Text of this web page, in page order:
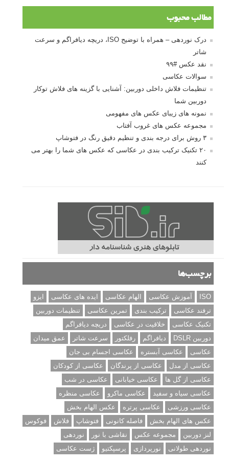
مطالب محبوب
درک نوردهی – همراه با توضیح ISO، دریچه دیافراگم و سرعت
شاتر
نقد عکس #۹۹
سوالات عکاسی
تنظیمات فلاش داخلی دوربین: آشنایی با گزینه های فلاش توکار
دوربین شما
نمونه های زیبای عکس های مفهومی
مجموعه عکس های غروب آفتاب
۳ روش برای درجه بندی و تنظیم دقیق رنگ در فتوشاپ
۲۰ تکنیک ترکیب بندی در عکاسی که عکس های شما را بهتر می
کنند
برچسب‌ها
ISO آموزش عکاسی الهام عکاسی ایده های عکاسی
ایزو
ترفند عکاسی
ترکیب بندی تمرین عکاسی
تنظیمات دوربین
تکنیک عکاسی
خلاقیت در عکاسی
دریچه دیافراگم
دوربین DSLR
دیافراگم رفلکتور سرعت شاتر
عمق میدان
عکاسی
عکاسی آبستره
عکاسی اجسام بی جان
عکاسی از مدل
عکاسی از پرندگان
عکاسی از کودکان
عکاسی از گل ها
عکاسی خیابانی
عکاسی در شب
عکاسی سیاه و سفید
عکاسی ماکرو
عکاسی منظره
عکاسی ورزشی
عکاسی پرتره
عکس الهام بخش
عکس های الهام بخش
فاصله کانونی فتوشاپ فلاش
فوکوس
لنز دوربین
مجموعه عکس نقاشی با نور
نوردهی
نوردهی طولانی
نورپردازی پرسپکتیو ژست عکاسی